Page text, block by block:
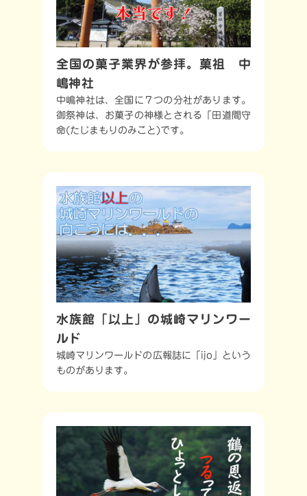
全国の菓子業界が参拝。菓祖 中
嶋神社
中嶋神社は、全国に７つの分社があります。
御祭神は、お菓子の神様とされる「田道間守
命(たじまもりのみこと)です。
水族館「以上」の城崎マリンワー
ルド
城崎マリンワールドの広報誌に「ijo」という
ものがあります。